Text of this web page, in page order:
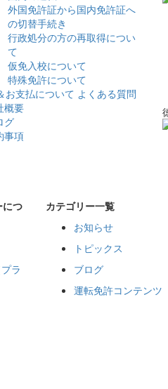
外国免許証から国内免許証へ
の切替手続き
行政処分の方の再取得につい
て
仮免入校について
特殊免許について
お支払について よくある質問
概要
グ
事項
につ
ラ
カテゴリー一覧
お知らせ
トピックス
ブログ
運転免許コンテンツ